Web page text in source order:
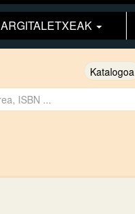
ARGITALETXEAK
Katalogoa